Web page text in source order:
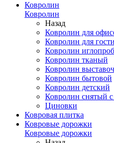
Ковролин
Ковролин
Назад
Ковролин для
Ковролин для
Ковролин
Ковролин тканый
Ковролин
Ковролин бытовой
Ковролин детский
Ковролин снятый
Циновки
Ковровая плитка
Ковровые дорожки
Ковровые дорожки